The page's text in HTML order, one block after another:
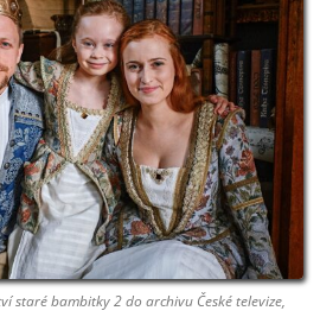
staré bambitky 2 do archivu České televize,